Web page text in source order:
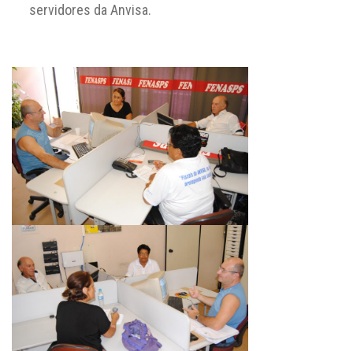
servidores da Anvisa.